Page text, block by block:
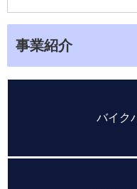
事業紹介
バイク